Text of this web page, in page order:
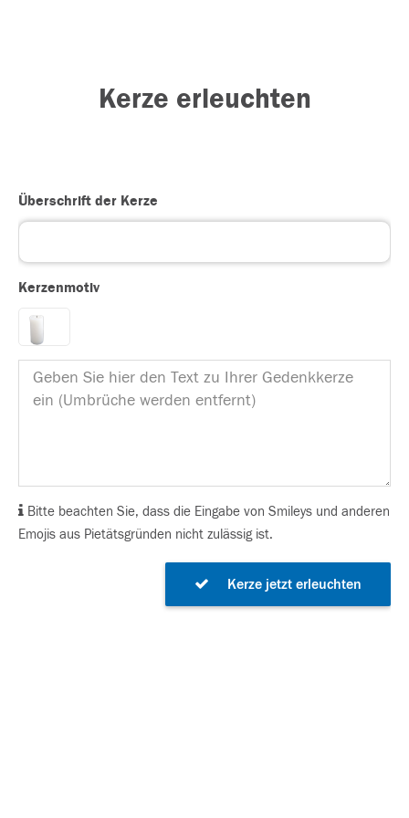
Kerze erleuchten
Überschrift der Kerze
Kerzenmotiv
Bitte beachten Sie, dass die Eingabe von Smileys und anderen
Emojis aus Pietätsgründen nicht zulässig ist.
Kerze jetzt erleuchten